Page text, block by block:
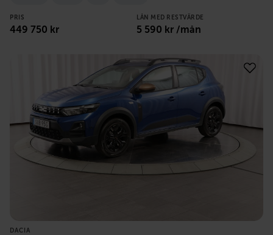
PRIS
449 750 kr
LÅN MED RESTVÄRDE
5 590 kr /mån
DACIA